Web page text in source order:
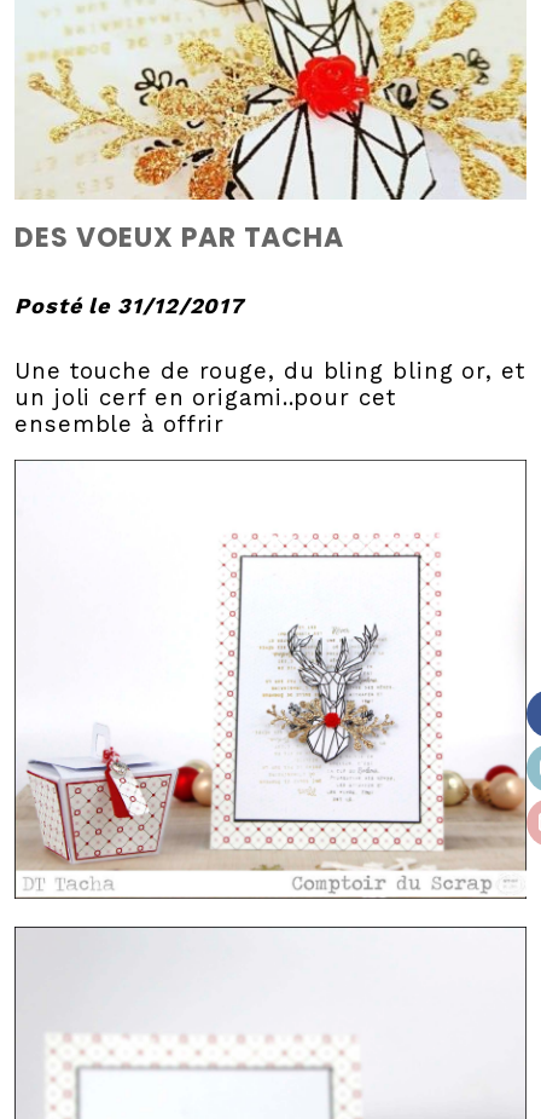
DES VOEUX PAR TACHA
Posté le 31/12/2017
Une touche de rouge, du bling bling or, et
un joli cerf en origami..pour cet
ensemble à offrir